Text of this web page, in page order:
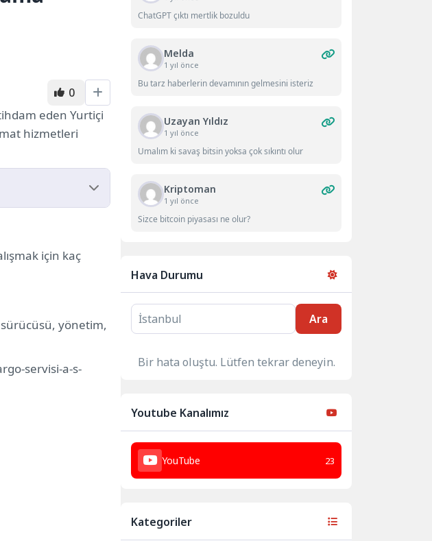
0
eden Yurtiçi
hizmetleri
için kaç
yönetim,
servisi-a-s-
ChatGPT çıktı mertlik bozuldu
Melda
1 yıl önce
Bu tarz haberlerin devamının gelmesini isteriz
Uzayan Yıldız
1 yıl önce
Umalım ki savaş bitsin yoksa çok sıkıntı olur
Kriptoman
1 yıl önce
Sizce bitcoin piyasası ne olur?
Hava Durumu
Ara
Bir hata oluştu. Lütfen tekrar deneyin.
Youtube Kanalımız
YouTube 23
Kategoriler